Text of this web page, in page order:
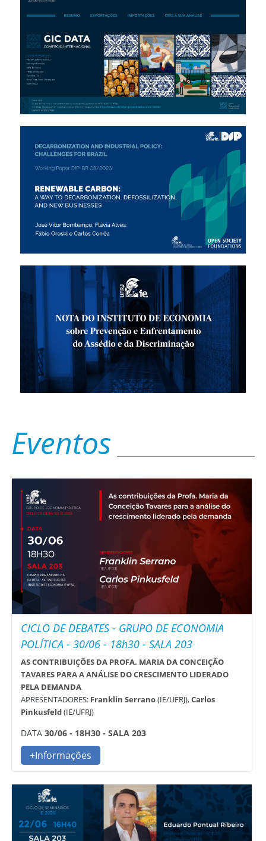
Eventos
CICLO DE DEBATES - GRUPO DE ECONOMIA
POLÍTICA - 30/06 - 18h30 - SALA 203
AS CONTRIBUIÇÕES DA PROFA. MARIA DA CONCEIÇÃO
TAVARES PARA A ANÁLISE DO CRESCIMENTO LIDERADO
PELA DEMANDA
APRESENTADORES: Franklin Serrano(IE/UFRJ),Carlos
Pinkusfeld(IE/UFRJ)
DATA30/06 - 18H30 - SALA 203
+Informações